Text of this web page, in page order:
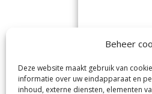
Beheer
Deze website maakt gebruik van
informatie over uw eindapparaat en
inhoud, externe diensten, elementen
De Nieuwe
Visserstraat
1431 GJ